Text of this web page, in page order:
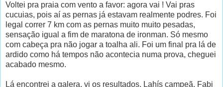
Voltei pra praia com vento a favor: agora vai ! Vai pras
cucuias, pois aí as pernas já estavam realmente podres. Foi
legal correr 7 km com as pernas muito muito pesadas,
sensação igual a fim de maratona de ironman. Só mesmo
com cabeça pra não jogar a toalha ali. Foi um final pra lá de
ardido como há tempos não acontecia numa prova, cheguei
acabado mesmo.
Lá encontrei a galera, vi os resultados, Lahís campeã, Fabi